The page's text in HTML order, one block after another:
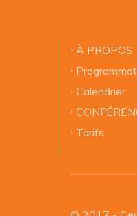
À PROPOS
Calendrier
Tarifs